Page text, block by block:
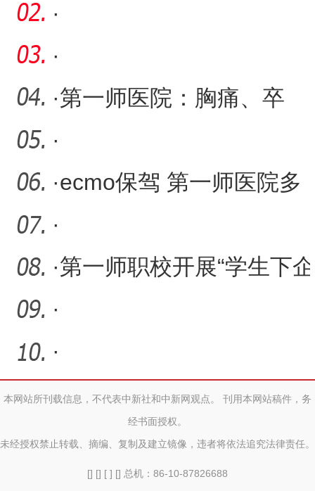
·
·
·第一师医院：胸痛、卒
中、创伤“三驾马车”并驾齐
·
·ecmo保驾 第一师医院多
学科联合成功挽救高危复
·
·第一师职校开展“学生下企
业实践”活动
·
·
本网站所刊载信息，不代表中新社和中新网观点。 刊用本网站稿件，务
经书面授权。
未经授权禁止转载、摘编、复制及建立镜像，违者将依法追究法律责任。
[] [] [ ] [] 总机：86-10-87826688